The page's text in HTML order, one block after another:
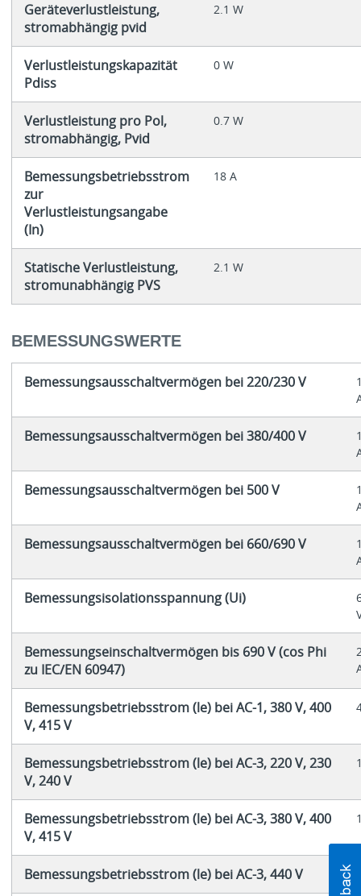
Geräteverlustleistung,
stromabhängig pvid
2.1 W
Verlustleistungskapazität
Pdiss
0 W
Verlustleistung pro Pol,
stromabhängig, Pvid
0.7 W
Bemessungsbetriebsstrom
zur
Verlustleistungsangabe
(In)
18 A
Statische Verlustleistung,
stromunabhängig PVS
2.1 W
BEMESSUNGSWERTE
Bemessungsausschaltvermögen bei 220/230 V
Bemessungsausschaltvermögen bei 380/400 V
Bemessungsausschaltvermögen bei 500 V
Bemessungsausschaltvermögen bei 660/690 V
Bemessungsisolationsspannung (Ui)
Bemessungseinschaltvermögen bis 690 V (cos Phi
zu IEC/EN 60947)
Bemessungsbetriebsstrom (le) bei AC-1, 380 V, 400
V, 415 V
Bemessungsbetriebsstrom (le) bei AC-3, 220 V, 230
V, 240 V
Bemessungsbetriebsstrom (le) bei AC-3, 380 V, 400
V, 415 V
Bemessungsbetriebsstrom (le) bei AC-3, 440 V